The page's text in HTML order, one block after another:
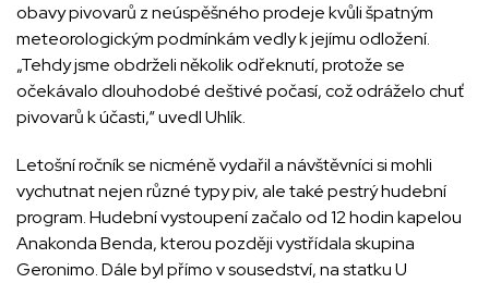
obavy pivovarů z neúspěšného prodeje kvůli špatným
meteorologickým podmínkám vedly k jejímu odložení.
„Tehdy jsme obdrželi několik odřeknutí, protože se
očekávalo dlouhodobé deštivé počasí, což odráželo chuť
pivovarů k účasti,“ uvedl Uhlík.
Letošní ročník se nicméně vydařil a návštěvníci si mohli
vychutnat nejen různé typy piv, ale také pestrý hudební
program. Hudební vystoupení začalo od 12 hodin kapelou
Anakonda Benda, kterou později vystřídala skupina
Geronimo. Dále byl přímo v sousedství, na statku U